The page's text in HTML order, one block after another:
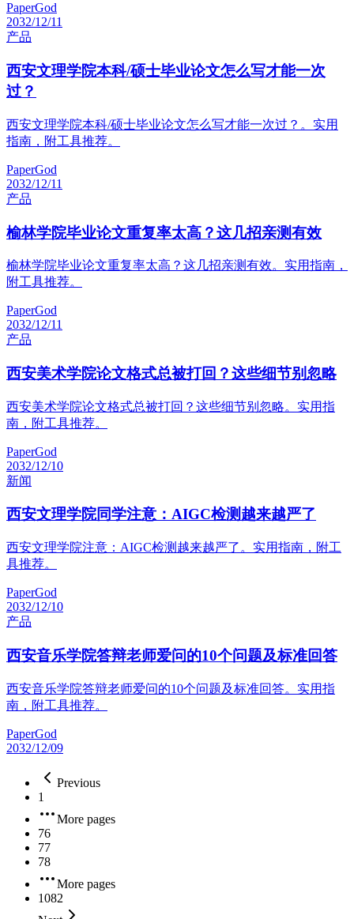
PaperGod
2032/12/11
产品
西安文理学院本科/硕士毕业论文怎么写才能一次
过？
西安文理学院本科/硕士毕业论文怎么写才能一次过？。实用
指南，附工具推荐。
PaperGod
2032/12/11
产品
榆林学院毕业论文重复率太高？这几招亲测有效
榆林学院毕业论文重复率太高？这几招亲测有效。实用指南，
附工具推荐。
PaperGod
2032/12/11
产品
西安美术学院论文格式总被打回？这些细节别忽略
西安美术学院论文格式总被打回？这些细节别忽略。实用指
南，附工具推荐。
PaperGod
2032/12/10
新闻
西安文理学院同学注意：AIGC检测越来越严了
西安文理学院注意：AIGC检测越来越严了。实用指南，附工
具推荐。
PaperGod
2032/12/10
产品
西安音乐学院答辩老师爱问的10个问题及标准回答
西安音乐学院答辩老师爱问的10个问题及标准回答。实用指
南，附工具推荐。
PaperGod
2032/12/09
Previous
1
More pages
76
77
78
More pages
1082